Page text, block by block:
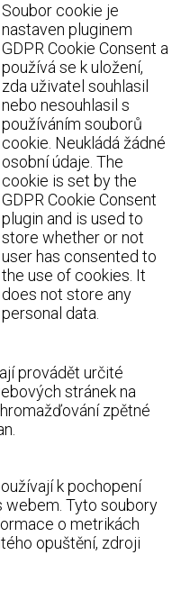
Soubor cookie je
nastaven pluginem
GDPR Cookie Consent a
používá se k uložení,
zda uživatel souhlasil
nebo nesouhlasil s
používáním souborů
cookie. Neukládá žádné
osobní údaje. The
cookie is set by the
GDPR Cookie Consent
plugin and is used to
store whether or not
user has consented to
the use of cookies. It
does not store any
personal data.
provádět určité
stránek na
zpětné
k pochopení
webem. Tyto soubory
o metrikách
opuštění, zdroji